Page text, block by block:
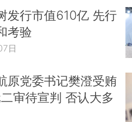
发行市值610亿 先行
考验
日
原党委书记樊澄受贿
审待宣判 否认大多